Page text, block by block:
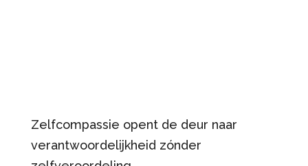
Zelfcompassie opent de deur naar
verantwoordelijkheid zónder